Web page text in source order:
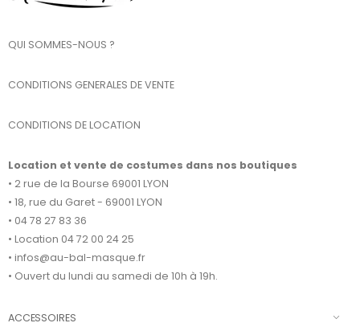
QUI SOMMES-NOUS ?
CONDITIONS GENERALES DE VENTE
CONDITIONS DE LOCATION
Location et vente de costumes dans nos boutiques
• 2 rue de la Bourse 69001 LYON
• 18, rue du Garet - 69001 LYON
• 04 78 27 83 36
• Location 04 72 00 24 25
• infos@au-bal-masque.fr
• Ouvert du lundi au samedi de 10h à 19h.
ACCESSOIRES